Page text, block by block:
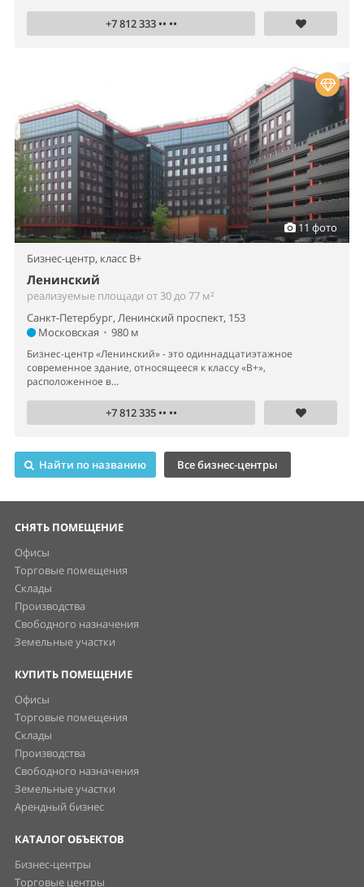
+7 812 333 •• ••
11 фото
Бизнес-центр, класс B+
Ленинский
реализуемые площади от 30 до 77 м²
Санкт-Петербург, Ленинский проспект, 153
Московская • 980 м
Бизнес-центр «Ленинский» - это одиннадцатиэтажное
современное здание, относящееся к классу «В+»,
расположенное в...
+7 812 335 •• ••
Найти по названию Все бизнес-центры
СНЯТЬ ПОМЕЩЕНИЕ
Офисы
Торговые помещения
Склады
Производства
Свободного назначения
Земельные участки
КУПИТЬ ПОМЕЩЕНИЕ
Офисы
Торговые помещения
Склады
Производства
Свободного назначения
Земельные участки
Арендный бизнес
КАТАЛОГ ОБЪЕКТОВ
Бизнес-центры
Торговые центры